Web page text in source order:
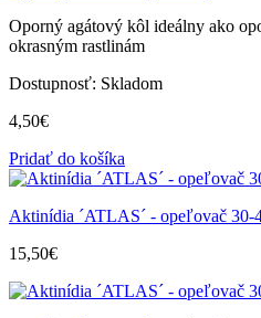
Oporný agátový kôl ideálny ako
okrasným rastlinám
Dostupnosť: Skladom
4,50€
Pridať do košíka
Aktinídia ´ATLAS´ - opeľovač 30-
15,50€